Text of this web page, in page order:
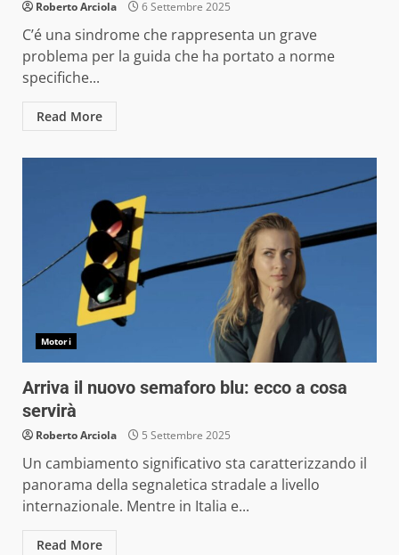
Roberto Arciola 6 Settembre 2025
C’é una sindrome che rappresenta un grave
problema per la guida che ha portato a norme
specifiche...
Read More
Motori
Arriva il nuovo semaforo blu: ecco a cosa
servirà
Roberto Arciola 5 Settembre 2025
Un cambiamento significativo sta caratterizzando il
panorama della segnaletica stradale a livello
internazionale. Mentre in Italia e...
Read More